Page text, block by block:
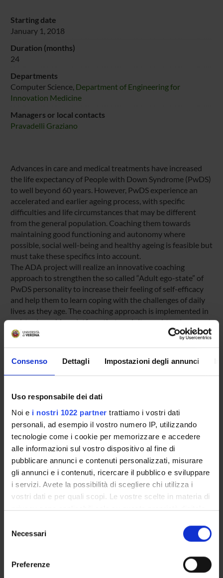
Consenso Dettagli Impostazioni degli annunci
Uso responsabile dei dati
Noi e i nostri 1022 partner trattiamo i vostri dati
personali, ad esempio il vostro numero IP, utilizzando
tecnologie come i cookie per memorizzare e accedere
alle informazioni sul vostro dispositivo al fine di
pubblicare annunci e contenuti personalizzati, misurare
gli annunci e i contenuti, ricercare il pubblico e sviluppare
i servizi. Avete la possibilità di scegliere chi utilizza i
vostri dati e per quali scopi. Le vostre scelte in materia di
privacy sono applicabili solo su questa proprietà digitale
modificare o revocare il proprio consenso in qualsiasi
momento dalla Dichiarazione sui cookie o facendo clic
delNecessari
Preferenze
Starting date
January 1, 2018
Duration (months)
24
Departments
Computer Science, Department of Engineering for
Innovation Medicine
Managers or local contacts
Pravadelli Graziano
Advances in care and medical treatments have increased
the life expectancy of People with Down Syndrome (PwDS)
to well beyond 60 years. However, PwDS experience an
accelerated and earlier ageing process, with specific
difficulties and life circumstances that may be different
from the general population. Coaching them towards
maintaining good functioning and autonomy where
possible, social well-being and healthy ageing is feasible but
must take these specifics into account.
The ADA project will realize an innovative coaching
approach to strengthen the so called “Adult ego-state” of
PwDS personality to increase their feeling of self-efficacy
and help them to learn coping with the challenges of daily
lives as they age. The coaching approach is implemented in
a virtual coaching platform that exploits unobtrusive smart
objects and IoT technologies to support the user in
according to his/her needs. Data analytics processes
coaching plan, and support and decide a personalized
reaction in daily life activities.
medicine assumptions for PwDS, is addressed to gather
requirements and demonstrate the feasibility of the
approach.
The project will be conducted by a multidisciplinary
consortium composed of social care professionals, coaching
experts, researchers on education for persons with
intellectual disabilities, and ICT technological experts for
IoT, embedded systems and data analytics A scientific
advisory board is foreseen for objective definitions and
further strengthening the outreach into the relevant
communities.
Graziano Pravadelli